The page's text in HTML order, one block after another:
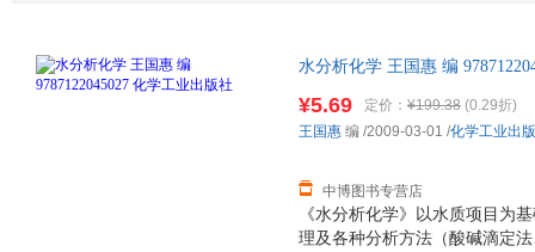
水分析化学 王国惠 编
《水分析化学》以水质项目为
理及各种分析方法（酸碱滴定
¥5.69 定价： ¥199.38 (0.29折)
中博图书专营店
王国惠 编 /2009-03-01 /化学工业出